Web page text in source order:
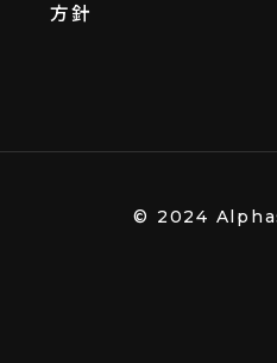
方針
© 2024